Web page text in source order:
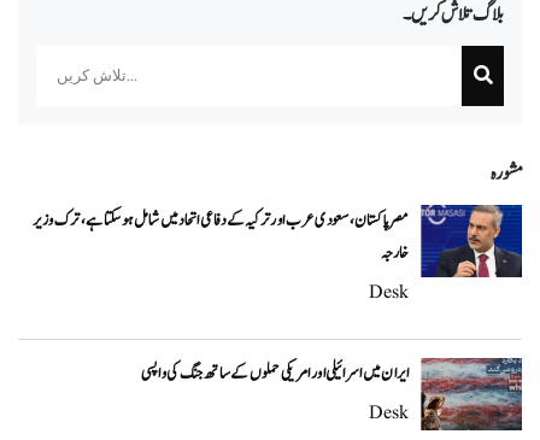
بلاگ تلاش کریں۔
مشورہ
مصر پاکستان، سعودی عرب اور ترکیہ کے دفاعی اتحاد میں شامل ہو سکتا ہے، ترک وزیر
خارجہ
Desk
ایران میں اسرائیلی اور امریکی حملوں کے ساتھ جنگ کی واپسی
Desk